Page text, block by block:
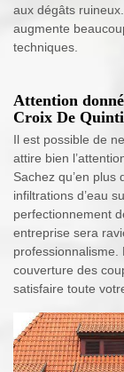
aux dégâts
augmente
techniques.
Attention
Croix De
Il est possible de
attire bien
Sachez qu’en plus
infiltrations d’eau
perfectionnement
entreprise sera
professionnalisme.
couverture des
satisfaire toute